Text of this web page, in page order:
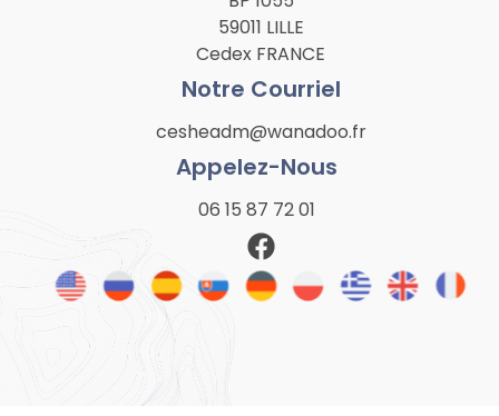
59011 LILLE
Cedex FRANCE
Notre Courriel
cesheadm@wanadoo.fr
Appelez-Nous
06 15 87 72 01